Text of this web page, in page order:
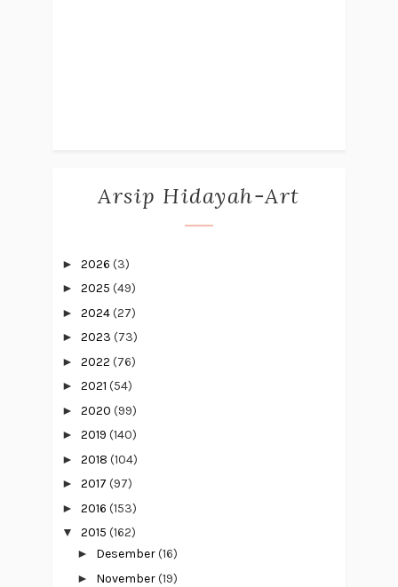
Arsip Hidayah-Art
► 2026 (3)
► 2025 (49)
► 2024(27)
► 2023 (73)
► 2022 (76)
► 2021 (54)
► 2020 (99)
► 2019 (140)
► 2018 (104)
► 2017 (97)
► 2016 (153)
▼ 2015 (162)
► Desember(16)
► November(19)